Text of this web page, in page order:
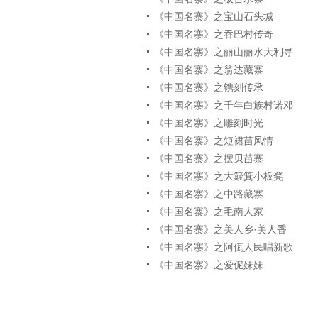
《中国名寨》之宝山石头城
《中国名寨》之吞巴村传奇
《中国名寨》之丽山丽水大利寻
《中国名寨》之翁达藏寨
《中国名寨》之镌刻传承
《中国名寨》之千年白族村诺邓
《中国名寨》之雕刻时光
《中国名寨》之短裙苗风情
《中国名寨》之摆贝苗寨
《中国名寨》之大簸箕小板凳
《中国名寨》之中路藏寨
《中国名寨》之毛南人家
《中国名寨》之美人乡·美人香
《中国名寨》之阿佤人民唱新歌
《中国名寨》之爱伲妹妹